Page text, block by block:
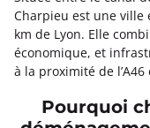
Charpieu est une ville
km de Lyon. Elle
économique, et
à la proximité de
Pourquoi